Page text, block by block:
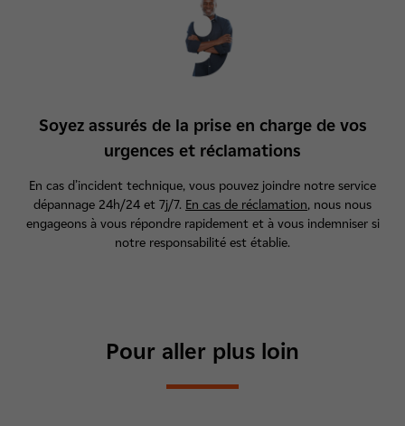
Soyez assurés de la prise en charge de vos
urgences et réclamations
En cas d’incident technique, vous pouvez joindre notre service
dépannage 24h/24 et 7j/7. En cas de réclamation, nous nous
engageons à vous répondre rapidement et à vous indemniser si
notre responsabilité est établie.
Pour aller plus loin